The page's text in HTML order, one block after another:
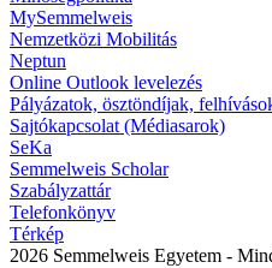
MySemmelweis
Nemzetközi Mobilitás
Neptun
Online Outlook levelezés
Pályázatok, ösztöndíjak,
Sajtókapcsolat (Médiasarok)
SeKa
Semmelweis Scholar
Szabályzattár
Telefonkönyv
Térkép
2026 Semmelweis Egyetem -